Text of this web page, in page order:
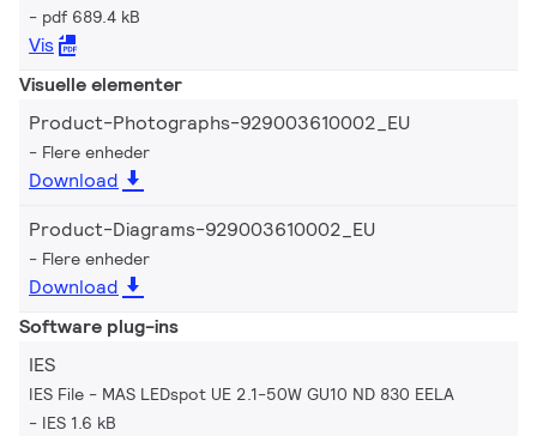
pdf 689.4 kB
Vis
Visuelle elementer
Product-Photographs-929003610002_EU
Flere enheder
Download
Product-Diagrams-929003610002_EU
Flere enheder
Download
Software plug-ins
IES
IES File - MAS LEDspot UE 2.1-50W GU10 ND 830 EELA
IES 1.6 kB